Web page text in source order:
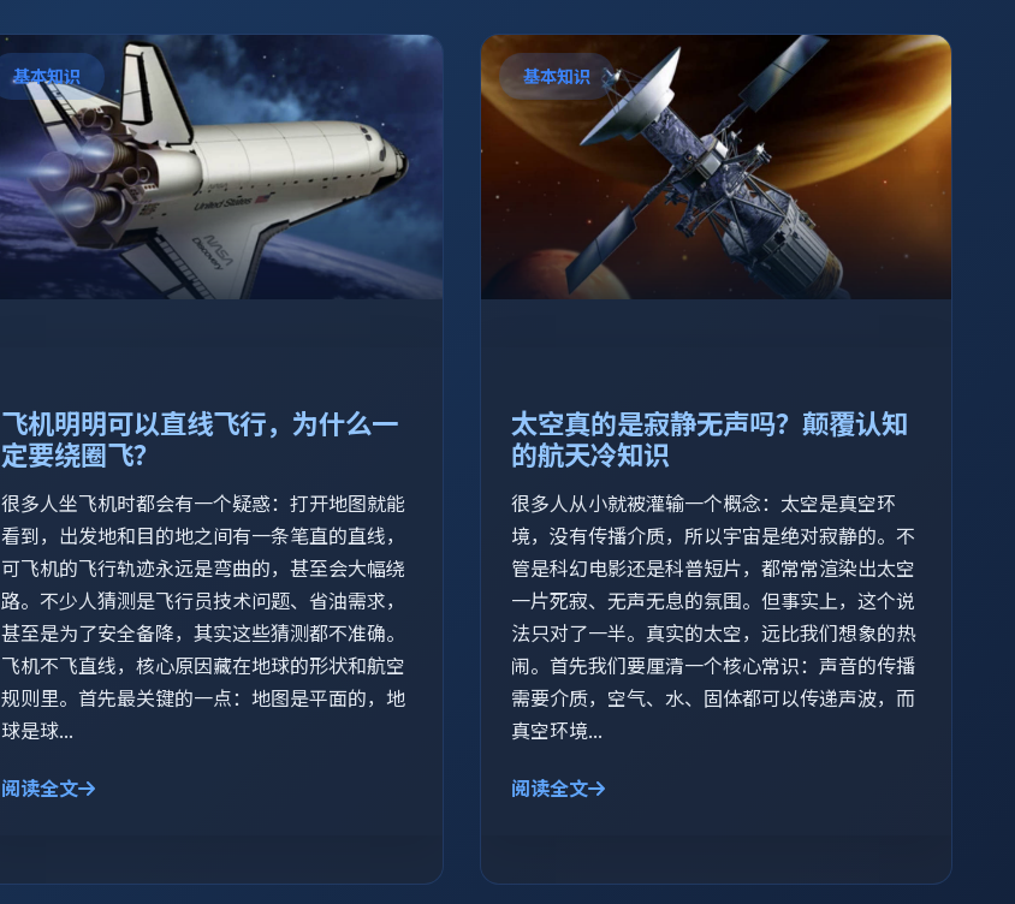
基本知识
飞机明明可以直线飞行，为什么一
定要绕圈飞？
很多人坐飞机时都会有一个疑惑：打开地图就能
看到，出发地和目的地之间有一条笔直的直线，
可飞机的飞行轨迹永远是弯曲的，甚至会大幅绕
路。不少人猜测是飞行员技术问题、省油需求，
甚至是为了安全备降，其实这些猜测都不准确。
飞机不飞直线，核心原因藏在地球的形状和航空
规则里。首先最关键的一点：地图是平面的，地
球是球...
阅读全文
基本知识
太空真的是寂静无声吗？颠覆认知
的航天冷知识
很多人从小就被灌输一个概念：太空是真空环
境，没有传播介质，所以宇宙是绝对寂静的。不
管是科幻电影还是科普短片，都常常渲染出太空
一片死寂、无声无息的氛围。但事实上，这个说
法只对了一半。真实的太空，远比我们想象的热
闹。首先我们要厘清一个核心常识：声音的传播
需要介质，空气、水、固体都可以传递声波，而
真空环境...
阅读全文